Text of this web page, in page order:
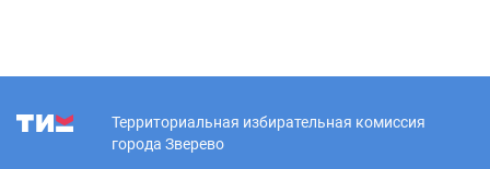
Территориальная избирательная комиссия
города Зверево